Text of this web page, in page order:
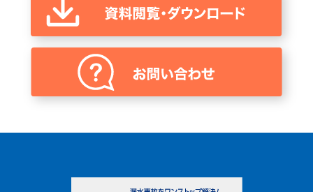
マンションドクター を知る
漏水事故の解決までの流れ